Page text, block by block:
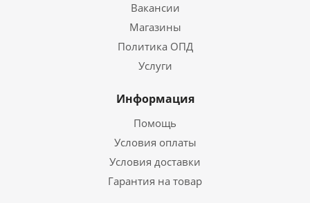
Вакансии
Магазины
Политика ОПД
Услуги
Информация
Помощь
Условия оплаты
Условия доставки
Гарантия на товар